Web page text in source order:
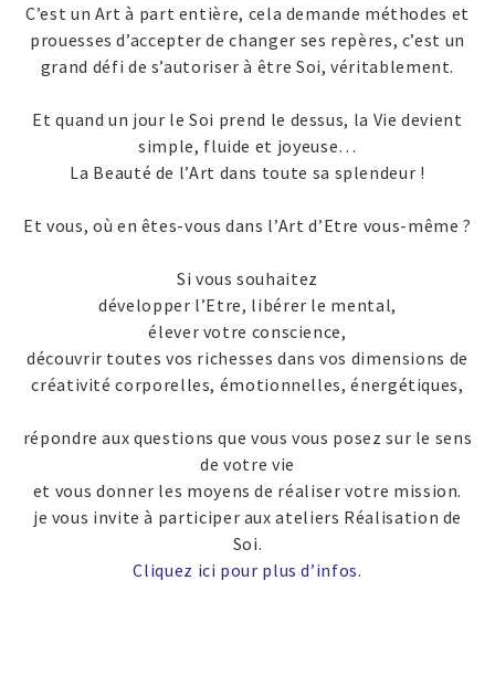
C’est un Art à part entière, cela demande méthodes et
prouesses d’accepter de changer ses repères, c’est un
grand défi de s’autoriser à être Soi, véritablement.
Et quand un jour le Soi prend le dessus, la Vie devient
simple, fluide et joyeuse…
La Beauté de l’Art dans toute sa splendeur !
Et vous, où en êtes-vous dans l’Art d’Etre vous-même ?
Si vous souhaitez
développer l’Etre, libérer le mental,
élever votre conscience,
découvrir toutes vos richesses dans vos dimensions de
créativité corporelles, émotionnelles, énergétiques,
répondre aux questions que vous vous posez sur le sens
de votre vie
et vous donner les moyens de réaliser votre mission.
je vous invite à participer aux ateliers Réalisation de
Soi.
Cliquez ici pour plus d’infos.